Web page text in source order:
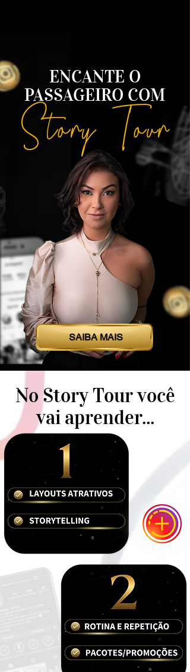
Story Tour
ENCANTE O
PASSAGEIRO COM
SAIBA MAIS
No Story Tour você
vai aprender...